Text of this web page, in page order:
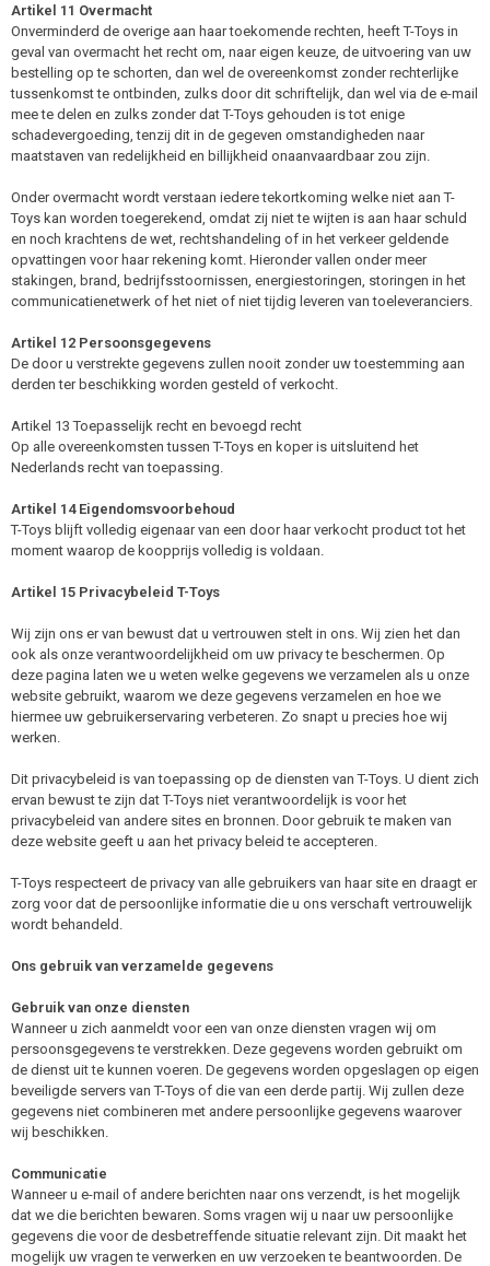
Artikel 11 Overmacht
Onverminderd de overige aan haar toekomende rechten, heeft T-Toys in
geval van overmacht het recht om, naar eigen keuze, de uitvoering van uw
bestelling op te schorten, dan wel de overeenkomst zonder rechterlijke
tussenkomst te ontbinden, zulks door dit schriftelijk, dan wel via de e-mail
mee te delen en zulks zonder dat T-Toys gehouden is tot enige
schadevergoeding, tenzij dit in de gegeven omstandigheden naar
maatstaven van redelijkheid en billijkheid onaanvaardbaar zou zijn.
Onder overmacht wordt verstaan iedere tekortkoming welke niet aan T-
Toys kan worden toegerekend, omdat zij niet te wijten is aan haar schuld
en noch krachtens de wet, rechtshandeling of in het verkeer geldende
opvattingen voor haar rekening komt. Hieronder vallen onder meer
stakingen, brand, bedrijfsstoornissen, energiestoringen, storingen in het
communicatienetwerk of het niet of niet tijdig leveren van toeleveranciers.
Artikel 12 Persoonsgegevens
De door u verstrekte gegevens zullen nooit zonder uw toestemming aan
derden ter beschikking worden gesteld of verkocht.
Artikel 13 Toepasselijk recht en bevoegd recht
Op alle overeenkomsten tussen T-Toys en koper is uitsluitend het
Nederlands recht van toepassing.
Artikel 14 Eigendomsvoorbehoud
T-Toys blijft volledig eigenaar van een door haar verkocht product tot het
moment waarop de koopprijs volledig is voldaan.
Artikel 15 Privacybeleid T-Toys
Wij zijn ons er van bewust dat u vertrouwen stelt in ons. Wij zien het dan
ook als onze verantwoordelijkheid om uw privacy te beschermen. Op
deze pagina laten we u weten welke gegevens we verzamelen als u onze
website gebruikt, waarom we deze gegevens verzamelen en hoe we
hiermee uw gebruikerservaring verbeteren. Zo snapt u precies hoe wij
werken.
Dit privacybeleid is van toepassing op de diensten van T-Toys. U dient zich
ervan bewust te zijn dat T-Toys niet verantwoordelijk is voor het
privacybeleid van andere sites en bronnen. Door gebruik te maken van
deze website geeft u aan het privacy beleid te accepteren.
T-Toys respecteert de privacy van alle gebruikers van haar site en draagt er
zorg voor dat de persoonlijke informatie die u ons verschaft vertrouwelijk
wordt behandeld.
Ons gebruik van verzamelde gegevens
Gebruik van onze diensten
Wanneer u zich aanmeldt voor een van onze diensten vragen wij om
persoonsgegevens te verstrekken. Deze gegevens worden gebruikt om
de dienst uit te kunnen voeren. De gegevens worden opgeslagen op eigen
beveiligde servers van T-Toys of die van een derde partij. Wij zullen deze
gegevens niet combineren met andere persoonlijke gegevens waarover
wij beschikken.
Communicatie
Wanneer u e-mail of andere berichten naar ons verzendt, is het mogelijk
dat we die berichten bewaren. Soms vragen wij u naar uw persoonlijke
gegevens die voor de desbetreffende situatie relevant zijn. Dit maakt het
mogelijk uw vragen te verwerken en uw verzoeken te beantwoorden. De